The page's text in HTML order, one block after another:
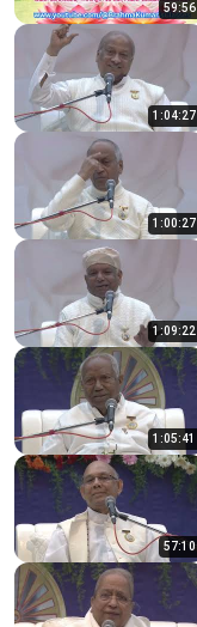
59:56
1:04:27
1:00:27
1:09:22
1:05:41
57:10